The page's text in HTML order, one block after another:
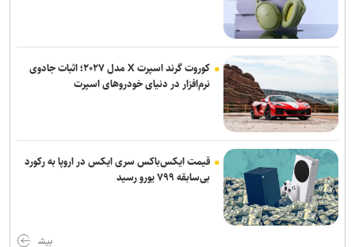
کوروت گرند اسپرت X مدل ۲۰۲۷؛ اثبات جادوی
نرم‌افزار در دنیای خودروهای اسپرت
قیمت ایکس‌باکس سری ایکس در اروپا به رکورد
بی‌سابقه ۷۹۹ یورو رسید
بیش